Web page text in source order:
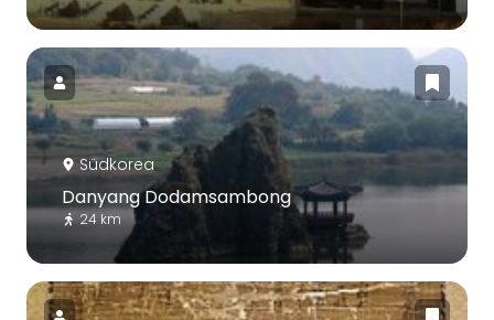
Südkorea
Danyang Dodamsambong
24 km